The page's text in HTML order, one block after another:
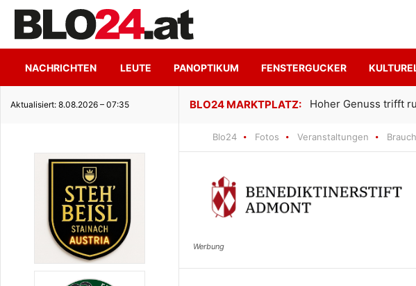
NACHRICHTEN LEUTE PANOPTIKUM FENSTERGUCKER
Aktualisiert: 8.08.2026 – 07:35
Seeidylle Gemeinsam für den
Blo24 Fotos Veranstaltungen